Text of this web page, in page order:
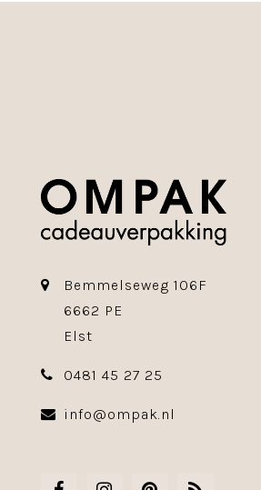
Bemmelseweg 106F
6662 PE
Elst
0481 45 27 25
info@ompak.nl